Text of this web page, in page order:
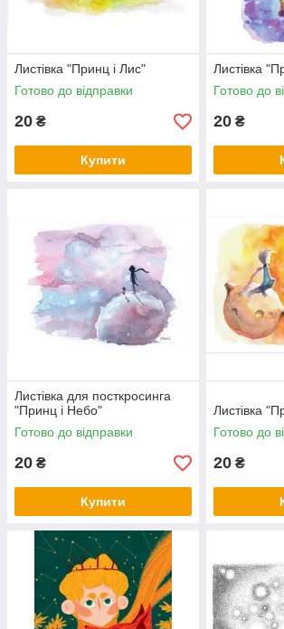
Листівка "Принц і Лис"
Готово до відправки
20 ₴
Купити
Листівка
Готово до
20 ₴
Листівка для посткросинга
"Принц і Небо"
Готово до відправки
20 ₴
Купити
Листівка
Готово до
20 ₴